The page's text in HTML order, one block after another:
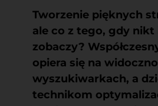
Tworzenie pięknych
ale co z tego, gdy nikt
zobaczy?
opiera się na
wyszukiwarkach, a
technikom